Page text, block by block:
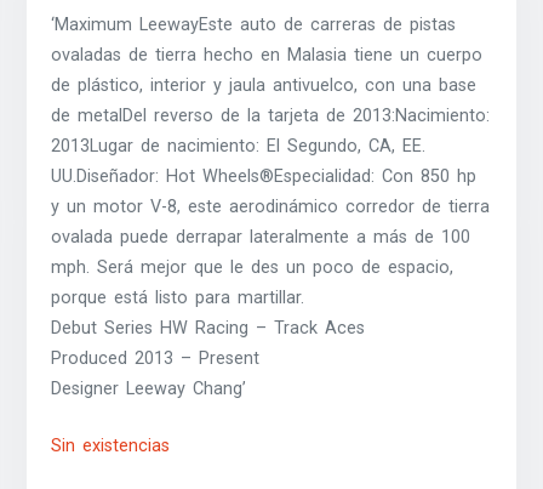
‘Maximum LeewayEste auto de carreras de pistas
ovaladas de tierra hecho en Malasia tiene un cuerpo
de plástico, interior y jaula antivuelco, con una base
de metalDel reverso de la tarjeta de 2013:Nacimiento:
2013Lugar de nacimiento: El Segundo, CA, EE.
UU.Diseñador: Hot Wheels®Especialidad: Con 850 hp
y un motor V-8, este aerodinámico corredor de tierra
ovalada puede derrapar lateralmente a más de 100
mph. Será mejor que le des un poco de espacio,
porque está listo para martillar.
Debut Series HW Racing – Track Aces
Produced 2013 – Present
Designer Leeway Chang’
Sin existencias